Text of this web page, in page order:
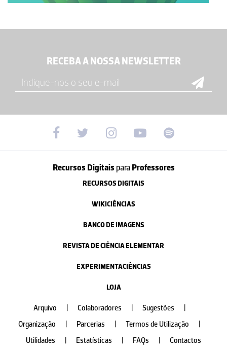
RECEBA A NOSSA NEWSLETTER
Recursos Digitais paraProfessores
RECURSOS DIGITAIS
WIKICIÊNCIAS
BANCO DE IMAGENS
REVISTA DE CIÊNCIA ELEMENTAR
EXPERIMENTACIÊNCIAS
LOJA
Arquivo Colaboradores Sugestões
Organização
Parcerias Termos de Utilização
Utilidades
Estatísticas FAQs Contactos